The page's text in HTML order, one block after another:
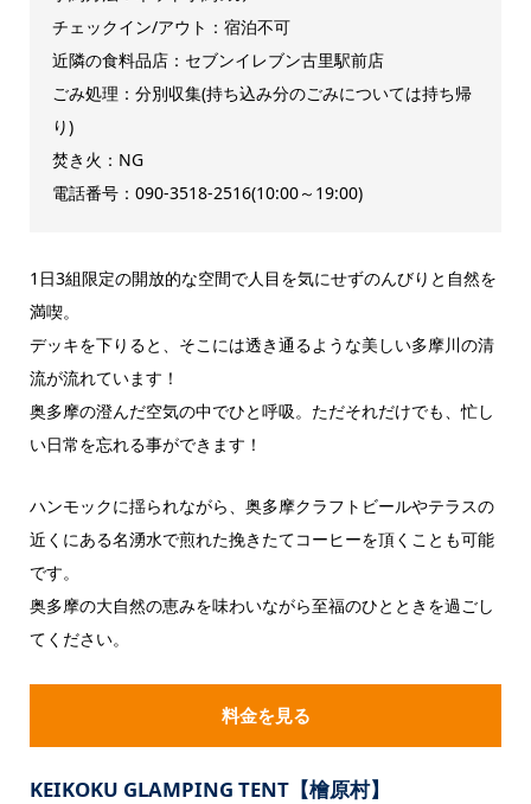
チェックイン/アウト：宿泊不可
近隣の食料品店：セブンイレブン古里駅前店
ごみ処理：分別収集(持ち込み分のごみについては持ち帰
り)
焚き火：NG
電話番号：090-3518-2516(10:00～19:00)
1日3組限定の開放的な空間で人目を気にせずのんびりと自然を
満喫。
デッキを下りると、そこには透き通るような美しい多摩川の清
流が流れています！
奥多摩の澄んだ空気の中でひと呼吸。ただそれだけでも、忙し
い日常を忘れる事ができます！
ハンモックに揺られながら、奥多摩クラフトビールやテラスの
近くにある名湧水で煎れた挽きたてコーヒーを頂くことも可能
です。
奥多摩の大自然の恵みを味わいながら至福のひとときを過ごし
てください。
料金を見る
KEIKOKU GLAMPING TENT【檜原村】